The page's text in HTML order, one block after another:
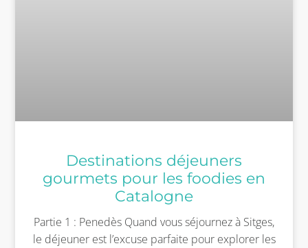
Destinations déjeuners
gourmets pour les foodies en
Catalogne
Partie 1 : Penedès Quand vous séjournez à Sitges,
le déjeuner est l’excuse parfaite pour explorer les